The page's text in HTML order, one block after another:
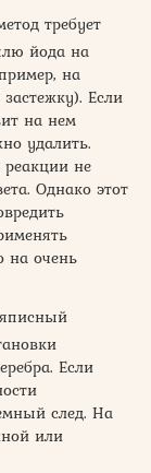
требует
йода на
на
Если
на нем
удалить.
реакции не
Однако этот
на очень
Если
след. На
или